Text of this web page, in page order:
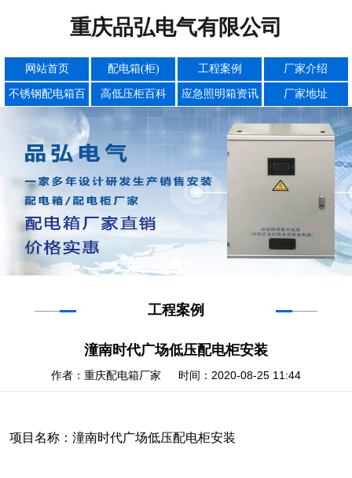
重庆品弘电气有限公司
网站首页 配电箱(柜) 工程案例 厂家介绍
不锈钢配电箱百
科
高低压柜百科 应急照明箱资讯 厂家地址
工程案例
潼南时代广场低压配电柜安装
作者：重庆配电箱厂家 时间：2020-08-25 11:44
项目名称：潼南时代广场低压配电柜安装